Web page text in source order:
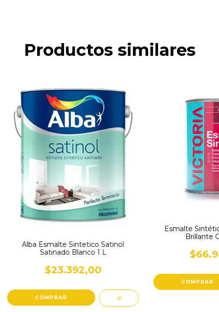
Productos similares
Alba Esmalte Sintetico Satinol
Satinado Blanco 1 L
$23.392,00
Esmalte
Brillante
COMPRAR